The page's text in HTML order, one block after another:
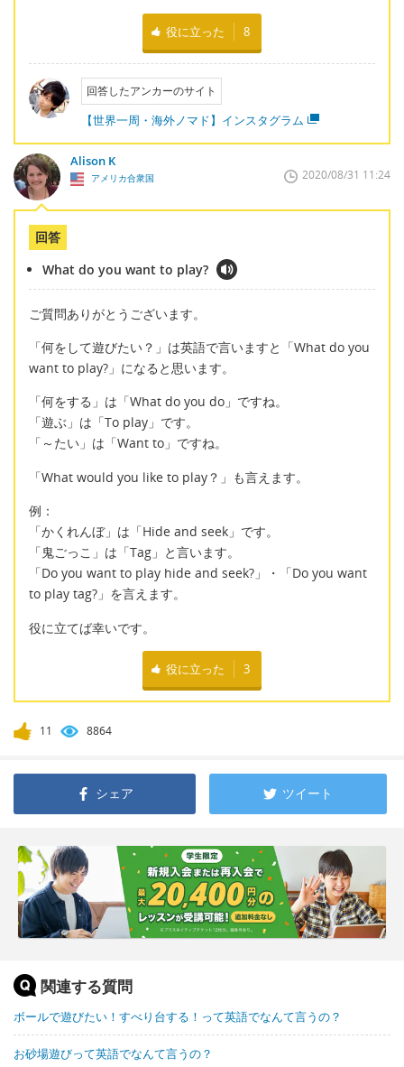
役に立った 8
回答したアンカーのサイト
【世界一周・海外ノマド】インスタグラム
Alison K
アメリカ合衆国 2020/08/31 11:24
回答
What do you want to play?
ご質問ありがとうございます。
「何をして遊びたい？」は英語で言いますと「What do you
want to play?」になると思います。
「何をする」は「What do you do」ですね。
「遊ぶ」は「To play」です。
「～たい」は「Want to」ですね。
「What would you like to play？」も言えます。
例：
「かくれんぼ」は「Hide and seek」です。
「鬼ごっこ」は「Tag」と言います。
「Do you want to play hide and seek?」・「Do you want
to play tag?」を言えます。
役に立てば幸いです。
役に立った 3
11 8864
シェア ツイート
関連する質問
ボールで遊びたい！すべり台する！って英語でなんて言うの？
お砂場遊びって英語でなんて言うの？